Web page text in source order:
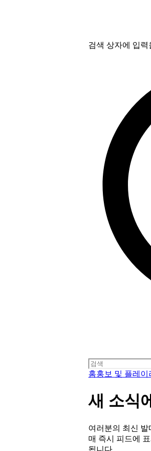
검색 상자에 입
홈홍보 및 플레이
새 소식
여러분의 최신
매 즉시 피드에
됩니다.